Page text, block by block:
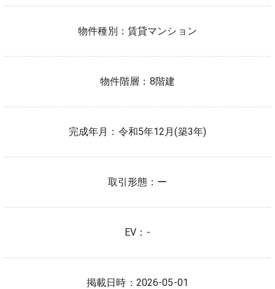
物件種別： 賃貸マンション
物件階層： 8階建
完成年月： 令和5年12月(築3年)
取引形態： ー
EV： -
掲載日時： 2026-05-01